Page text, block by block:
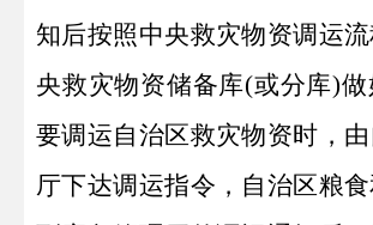
知后按照中央救灾物资调运
央救灾物资储备库(或分库)
要调运自治区救灾物资时，
厅下达调运指令，自治区粮